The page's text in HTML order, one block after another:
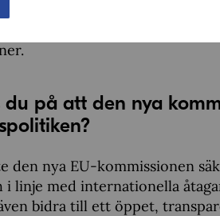
området. Till exempel
företag och deras
på att den nya
den nya EU-kommissionen
i linje med internationella
bidra till ett öppet,